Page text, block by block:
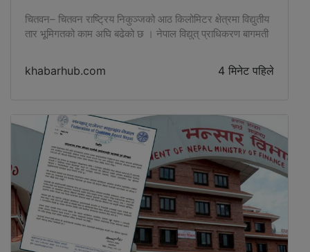
चितवन– चितवन राष्ट्रिय निकुञ्जको आठ किलोमिटर क्षेत्रमा विद्युतीय
तार भूमिगतको काम अघि बढेको छ । नेपाल विद्युत् प्राधिकरण बागमती
काम अघि बढेको हो । करिब १७ करोड ८६ लाख रुपैयाँको लागतमा २५
मेघावाट विद्युत् प्रवाह हुने गरी शारदा एण्ड सुम्नीमा भिसान जेभीले काम
khabarhub.com 4 मिनेट पहिले